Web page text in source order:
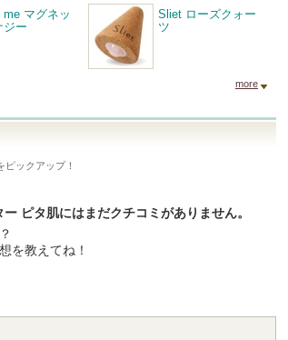
me マグネッ
ジー
Sliet ローズクォー
ツ
more
ピックアップ！
ピタ肌にはまだクチコミがありません。
を教えてね！